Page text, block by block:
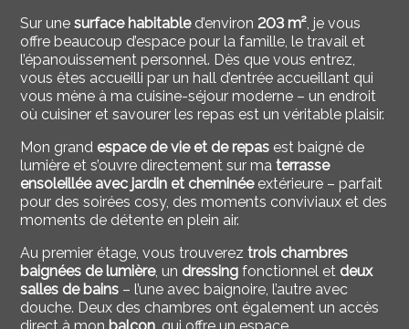
Sur unesurface habitabled’environ203 m², je vous
offre beaucoup d’espace pour la famille, le travail et
l’épanouissement personnel. Dès que vous entrez,
vous êtes accueilli par un hall d’entrée accueillant qui
vous mène à ma cuisine-séjour moderne – un endroit
où cuisiner et savourer les repas est un véritable plaisir.
Mon grand espace de vie et de repas est baigné de
lumière et s’ouvre directement sur materrasse
ensoleillée avec jardin et cheminéeextérieure – parfait
pour des soirées cosy, des moments conviviaux et des
moments de détente en plein air.
Au premier étage, vous trouvereztrois chambres
baignées de lumière, un dressing fonctionnel et deux
salles de bains – l’une avec baignoire, l’autre avec
douche. Deux des chambres ont également un accès